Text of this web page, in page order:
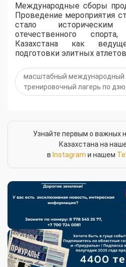
Международные сборы
Проведение мероприятия
стало
отечественного
Казахстана как
подготовки элитных
масштабный международный
тренировочный лагерь по
Узнайте первым о важных
Казахстана на
в Instagram и нашем